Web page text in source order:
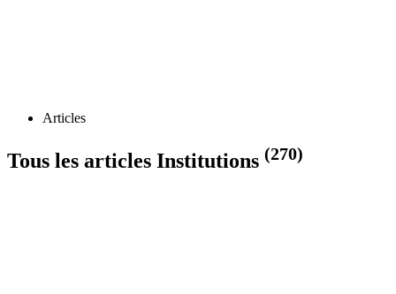
Articles
Tous les articles Institutions (270)